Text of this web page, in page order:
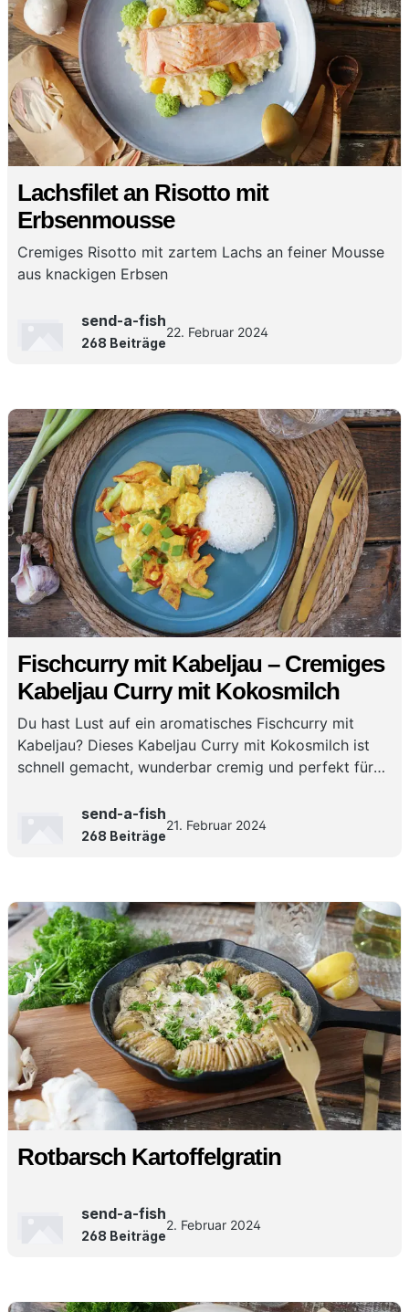
Lachsfilet an Risotto mit
Erbsenmousse
Cremiges Risotto mit zartem Lachs an feiner Mousse
aus knackigen Erbsen
send-a-fish
268 Beiträge
22. Februar 2024
Fischcurry mit Kabeljau – Cremiges
Kabeljau Curry mit Kokosmilch
Du hast Lust auf ein aromatisches Fischcurry mit
Kabeljau? Dieses Kabeljau Curry mit Kokosmilch ist
schnell gemacht, wunderbar cremig und perfekt für
send-a-fish
268 Beiträge
21. Februar 2024
Rotbarsch Kartoffelgratin
send-a-fish
268 Beiträge
2. Februar 2024